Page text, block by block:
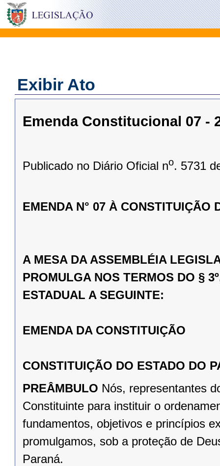
Exibir Ato
Emenda Constitucional 07 -
Publicado no Diário Oficial no. 5731
EMENDA N° 07 À CONSTITUIÇÃO
A MESA DA ASSEMBLÉIA
PROMULGA NOS TERMOS DO §
ESTADUAL A SEGUINTE:
EMENDA DA CONSTITUIÇÃO
CONSTITUIÇÃO DO ESTADO DO
PREÂMBULO Nós, representantes
Constituinte para instituir o
fundamentos, objetivos e princípios
promulgamos, sob a proteção de
Paraná.